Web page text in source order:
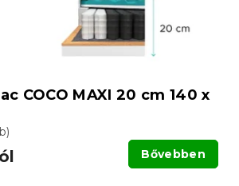
COCO MAXI 20 cm 140 x
Bővebben